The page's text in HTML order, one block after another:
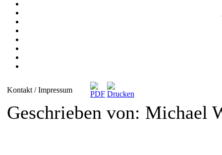
Kontakt / Impressum
Geschrieben von: Michael